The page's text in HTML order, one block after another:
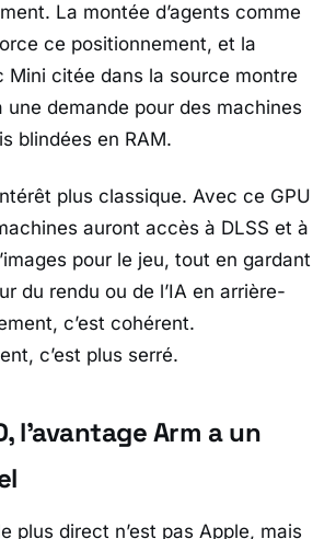
La montée d’agents comme
ce positionnement, et la
Mini citée dans la source montre
une demande pour des machines
blindées en RAM.
plus classique. Avec ce GPU
auront accès à DLSS et à
pour le jeu, tout en gardant
du rendu ou de l’IA en arrière-
c’est cohérent.
c’est plus serré.
l’avantage Arm a un
plus direct n’est pas Apple, mais